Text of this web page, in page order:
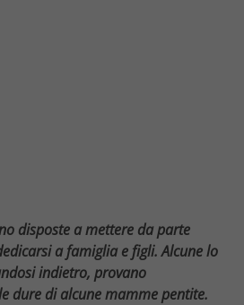
disposte a mettere da parte
a famiglia e figli. Alcune lo
indietro, provano
dure di alcune mamme pentite.